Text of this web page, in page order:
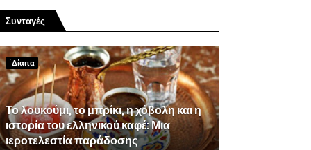
Συνταγές
΄Δίαιτα
Το λουκούμι, το μπρίκι, η χόβολη και η
ιστορία του ελληνικού καφέ: Μια
ιεροτελεστία παράδοσης